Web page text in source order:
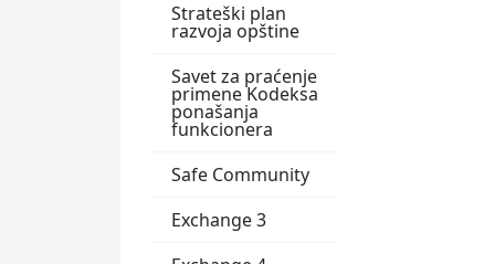
Strateški plan
razvoja opštine
Savet za praćenje
primene Kodeksa
ponašanja
funkcionera
Safe Community
Exchange 3